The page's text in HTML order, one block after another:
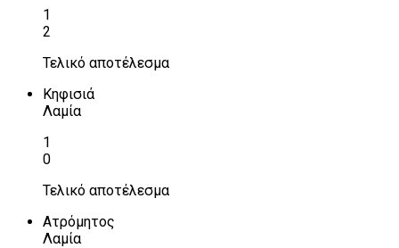
1
2
Τελικό αποτέλεσμα
Κηφισιά
Λαμία
1
0
Τελικό αποτέλεσμα
Ατρόμητος
Λαμία